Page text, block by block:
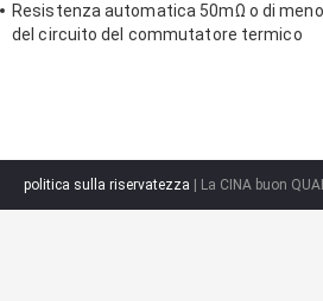
UL/CUL
Resistenza automatica 50mΩ o di meno
del circuito del commutatore termico
politica sulla riservatezza | La CINA buon